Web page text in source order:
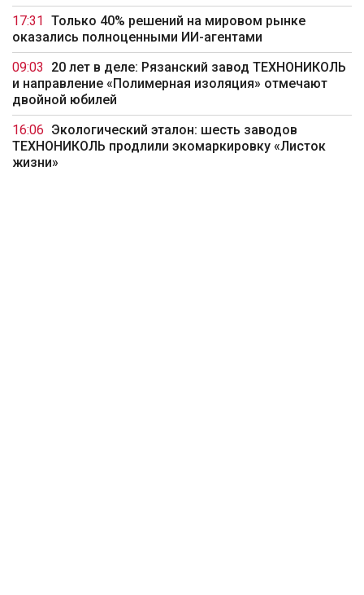
17:31
Только 40% решений на мировом рынке
оказались полноценными ИИ-агентами
09:03
20 лет в деле: Рязанский завод ТЕХНОНИКОЛЬ
и направление «Полимерная изоляция» отмечают
двойной юбилей
16:06 Экологический эталон: шесть заводов
ТЕХНОНИКОЛЬ продлили экомаркировку «Листок
жизни»